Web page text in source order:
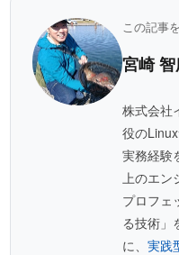
この記事
宮崎
株式会社
役の
実務経験
上のエ
プロフェ
る技術」
に、実践